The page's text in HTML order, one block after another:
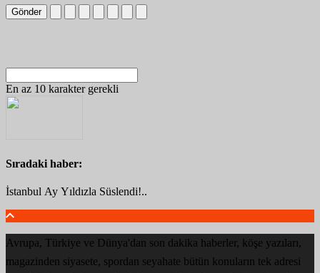
Gönder
En az 10 karakter gerekli
Sıradaki haber:
İstanbul Ay Yıldızla Süslendi!..
Avrupa, Türkiye ve Dünya'dan son dakika haberler, köşe yazıları,
magazinden siyasete, spordan seyahate bütün konuların tek adresi